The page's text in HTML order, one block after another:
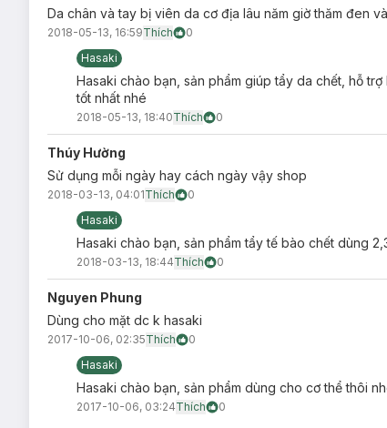
1. Snail - Ốc Sên: Chứa chiết xuất chất nhầy ốc sên,
2. Coconut Milk - Sữa Dừa
3. Coffee - Cà Phê
4. Charcoal - Than
5. Bao Fu Ling - Thảo Dược
Da chân và tay bị viên da cơ địa lâu năm giờ thăm đen
2018-05-13, 16:59Thích
0
Hasaki
Hasaki chào bạn, sản phẩm giúp tẩy da chết, hỗ
tốt nhất nhé
2018-05-13, 18:40Thích 0
Thúy Hường
Sử dụng mỗi ngày hay cách ngày vậy shop
2018-03-13, 04:01Thích
0
Hasaki
Hasaki chào bạn, sản phẩm tẩy tế bào chết dùng
2018-03-13, 18:44Thích 0
Nguyen Phung
Dùng cho mặt dc k hasaki
2017-10-06, 02:35Thích
0
Hasaki
Hasaki chào bạn, sản phẩm dùng cho cơ thể thôi
2017-10-06, 03:24Thích 0